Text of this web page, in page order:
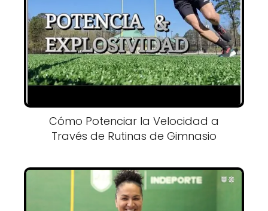
Cómo Potenciar la Velocidad a
Través de Rutinas de Gimnasio